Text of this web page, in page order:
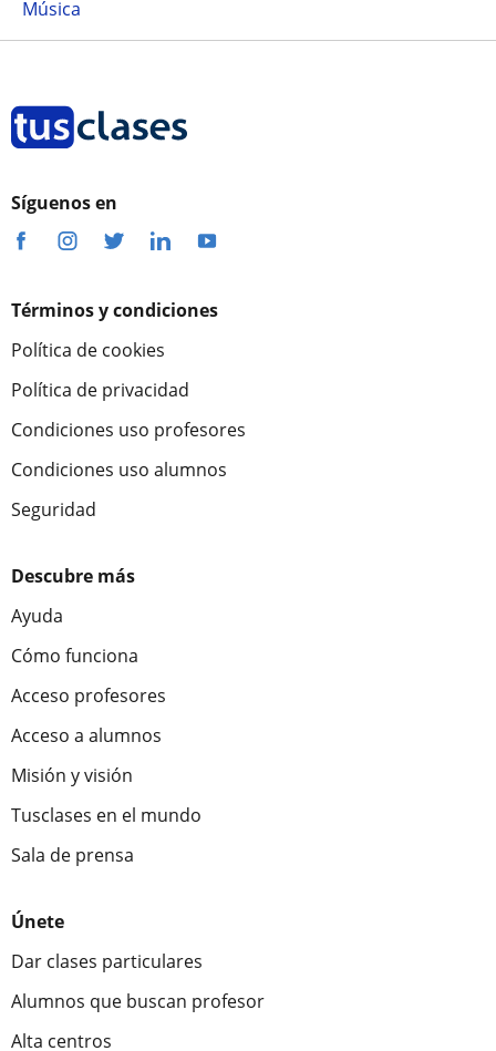
Música
Síguenos en
Términos y condiciones
Política de cookies
Política de privacidad
Condiciones uso profesores
Condiciones uso alumnos
Seguridad
Descubre más
Ayuda
Cómo funciona
Acceso profesores
Acceso a alumnos
Misión y visión
Tusclases en el mundo
Sala de prensa
Únete
Dar clases particulares
Alumnos que buscan profesor
Alta centros